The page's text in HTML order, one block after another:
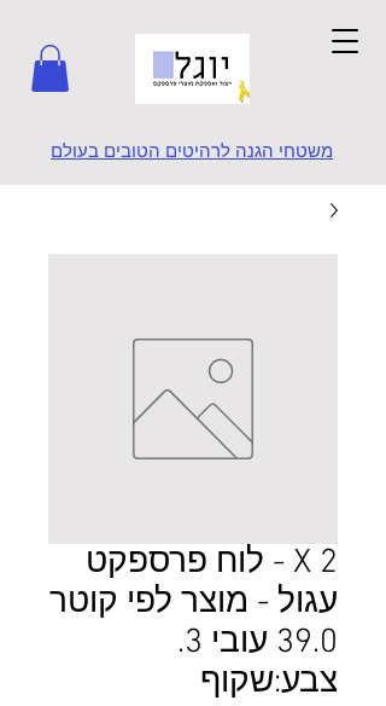
משטחי הגנה לרהיטים הטובים בעולם
2 X - לוח פרספקט
עגול - מוצר לפי קוטר
39.0 עובי 3.
צבע:שקוף